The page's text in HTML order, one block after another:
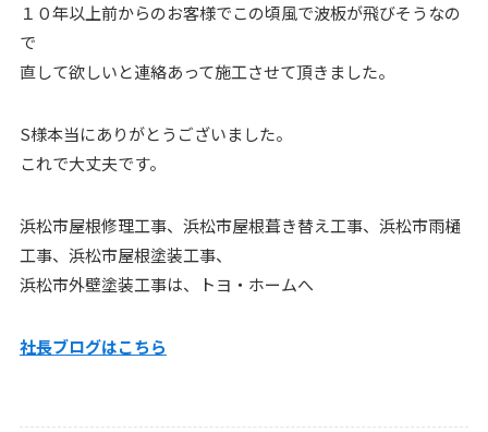
１０年以上前からのお客様でこの頃風で波板が飛びそうなの
で
直して欲しいと連絡あって施工させて頂きました。
S様本当にありがとうございました。
これで大丈夫です。
浜松市屋根修理工事、浜松市屋根葺き替え工事、浜松市雨樋
工事、浜松市屋根塗装工事、
浜松市外壁塗装工事は、トヨ・ホームへ
社長ブログはこちら